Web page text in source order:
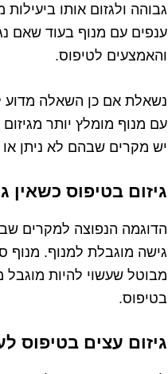
גבוהה ולגזום אותו
ענפים עם מנוף בעוד שאם
והאמצעים לטיפוס.
נשאלת אם כן השאלה מדוע
עם מנוף מומלץ יותר
יש מקרים שבהם לא ניתן
גיזום בטיפוס כשאין
הדוגמה הנפוצה למקרים
גישה מוגבלת למנוף. מנוף
מבוטל שעשוי להיות מוגבל
בטיפוס.
גיזום עצים בטיפוס